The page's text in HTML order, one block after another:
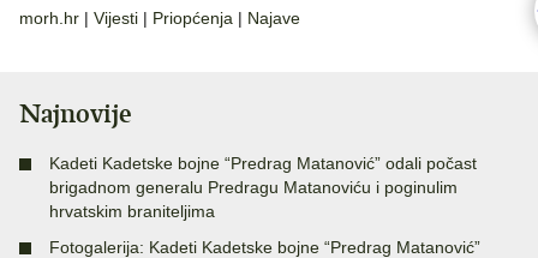
morh.hr | Vijesti | Priopćenja | Najave
Najnovije
Kadeti Kadetske bojne “Predrag Matanović” odali počast
brigadnom generalu Predragu Matanoviću i poginulim
hrvatskim braniteljima
Fotogalerija: Kadeti Kadetske bojne “Predrag Matanović”